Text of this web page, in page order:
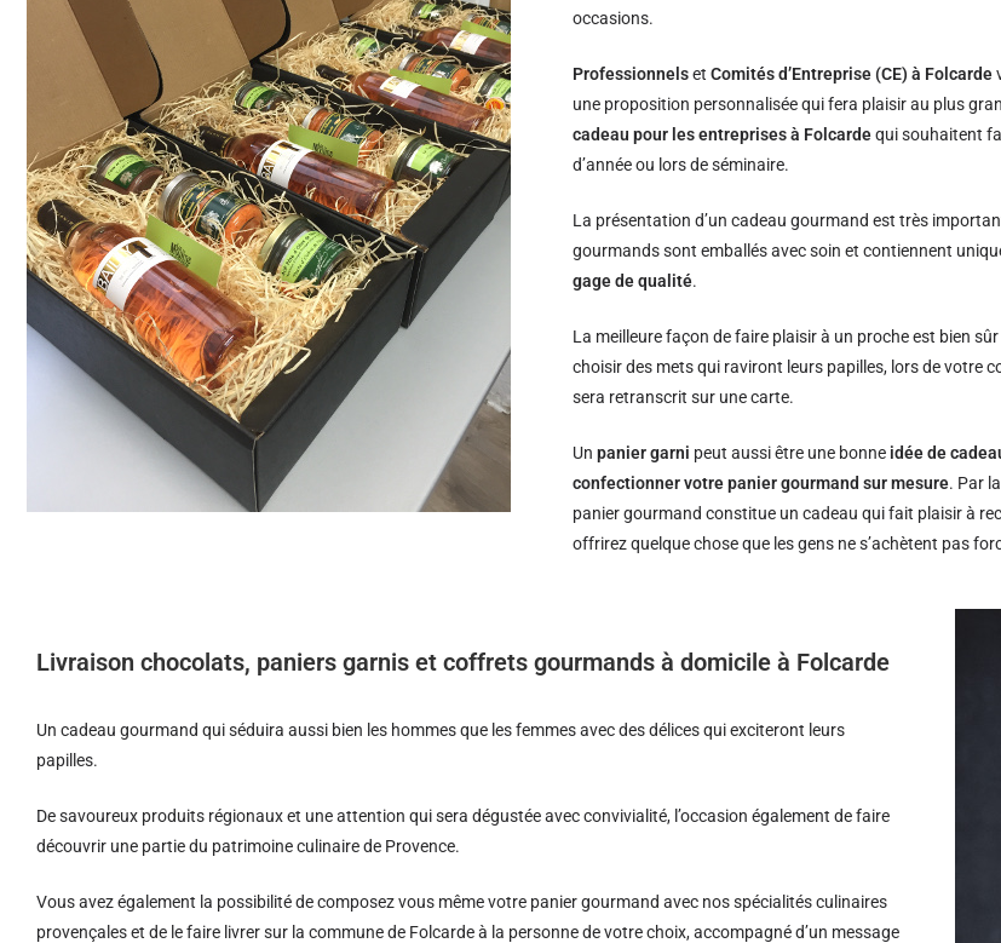
occasions.
ProfessionnelsetComités d’Entreprise (CE) à Folcarde
une proposition personnalisée qui fera plaisir au plus
cadeau pour les entreprises à Folcardequi souhaitent
d’année ou lors de séminaire.
La présentation d’un cadeau gourmand est très
gourmands sont emballés avec soin et contiennent
gage de qualité.
La meilleure façon de faire plaisir à un proche est bien
choisir des mets qui raviront leurs papilles, lors de votre
sera retranscrit sur une carte.
Unpanier garni peut aussi être une bonne idée de
confectionner votre panier gourmand sur mesure. Par
panier gourmand constitue un cadeau qui fait plaisir à
offrirez quelque chose que les gens ne s’achètent pas
Livraison chocolats, paniers garnis et coffrets gourmands à domicile à Folcarde
Un cadeau gourmand qui séduira aussi bien les hommes que les femmes avec des délices qui exciteront leurs
papilles.
De savoureux produits régionaux et une attention qui sera dégustée avec convivialité, l’occasion également de faire
découvrir une partie du patrimoine culinaire de Provence.
Vous avez également la possibilité de composez vous même votre panier gourmand avec nos spécialités culinaires
provençales et de le faire livrer sur la commune de Folcarde à la personne de votre choix, accompagné d’un message